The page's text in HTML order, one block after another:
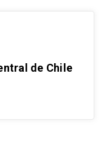
de Chile